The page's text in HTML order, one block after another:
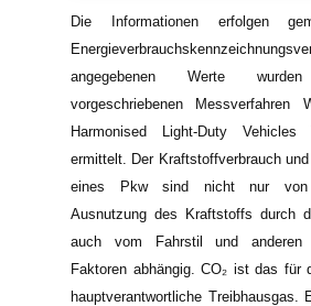
Die Informationen erfolgen
angegebenen Werte
vorgeschriebenen Messverfahren
Harmonised Light-Duty Vehicles
ermittelt. Der Kraftstoffverbrauch
eines Pkw sind nicht nur von
Ausnutzung des Kraftstoffs durch
auch vom Fahrstil und anderen
Faktoren abhängig. CO₂ ist das für
hauptverantwortliche Treibhausgas.